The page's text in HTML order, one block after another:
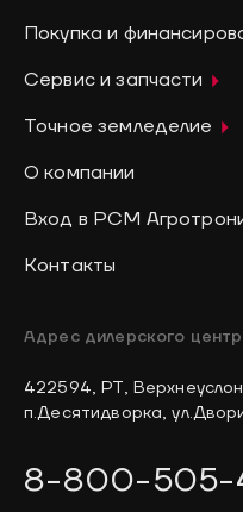
Покупка и
Сервис и запчасти
Точное земледелие
О компании
Вход в РСМ
Контакты
Адрес дилерского
422594, РТ,
п.Десятидворка,
8-800-505-